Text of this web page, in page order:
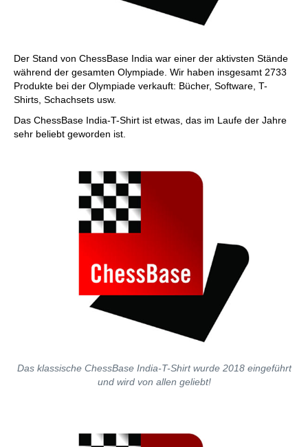
Der Stand von ChessBase India war einer der aktivsten Stände
während der gesamten Olympiade. Wir haben insgesamt 2733
Produkte bei der Olympiade verkauft: Bücher, Software, T-
Shirts, Schachsets usw.
Das ChessBase India-T-Shirt ist etwas, das im Laufe der Jahre
sehr beliebt geworden ist.
Das klassische ChessBase India-T-Shirt wurde 2018 eingeführt
und wird von allen geliebt!